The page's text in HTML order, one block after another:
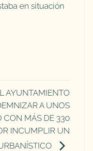
en situación
AYUNTAMIENTO
A UNOS
CON MÁS DE 330
INCUMPLIR UN